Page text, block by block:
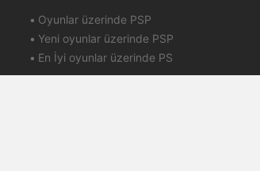
Oyunlar üzerinde PSP
Yeni oyunlar üzerinde PSP
En İyi oyunlar üzerinde PS